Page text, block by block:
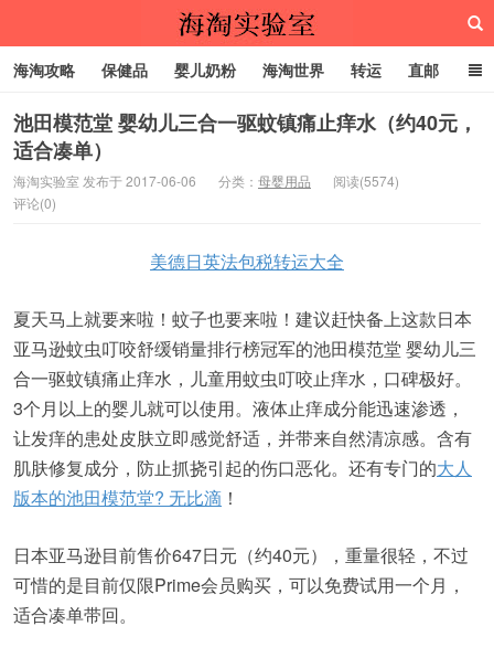
海淘实验室
海淘攻略 保健品 婴儿奶粉 海淘世界 转运 直邮
代购服务
池田模范堂 婴幼儿三合一驱蚊镇痛止痒水（约40元，
适合凑单）
海淘实验室 发布于 2017-06-06 分类： 母婴用品
阅读(5574)
评论(0)
美德日英法包税转运大全
夏天马上就要来啦！蚊子也要来啦！建议赶快备上这款日本
亚马逊蚊虫叮咬舒缓销量排行榜冠军的池田模范堂 婴幼儿三
合一驱蚊镇痛止痒水，儿童用蚊虫叮咬止痒水，口碑极好。
3个月以上的婴儿就可以使用。液体止痒成分能迅速渗透，
让发痒的患处皮肤立即感觉舒适，并带来自然清凉感。含有
肌肤修复成分，防止抓挠引起的伤口恶化。还有专门的大人
版本的池田模范堂? 无比滴 ！
日本亚马逊目前售价647日元（约40元），重量很轻，不过
可惜的是目前仅限Prime会员购买，可以免费试用一个月，
适合凑单带回。